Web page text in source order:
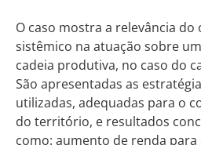
O caso mostra a relevância do
sistêmico na atuação sobre
cadeia produtiva, no caso do
São apresentadas as
utilizadas, adequadas para o
do território, e resultados
como: aumento de renda para